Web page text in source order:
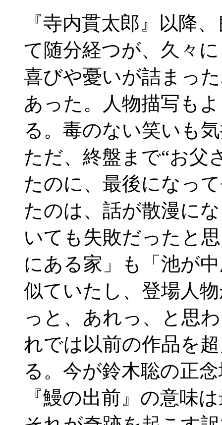
『寺内貫太郎』以降
て随分経つが、久々
喜びや憂いが詰まっ
あった。人物描写も
る。毒のない笑いも
ただ、終盤まで“お父
たのに、最後になっ
たのは、話が散漫に
いても失敗だったと
にある家」も「池が
似ていたし、登場人
っと、あれっ、と思
れでは以前の作品を
る。今が鈴木聡の正
『鰻の出前』の意味